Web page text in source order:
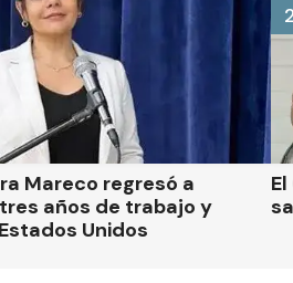
Mareco regresó a
años de trabajo y
Unidos
2